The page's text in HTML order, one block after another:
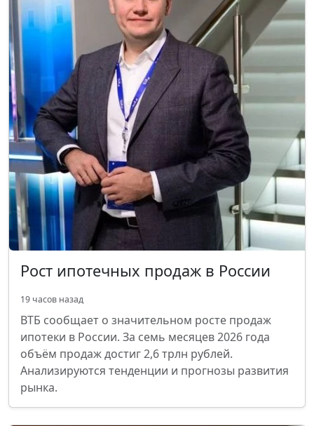
Рост ипотечных продаж в России
19 часов назад
ВТБ сообщает о значительном росте продаж
ипотеки в России. За семь месяцев 2026 года
объём продаж достиг 2,6 трлн рублей.
Анализируются тенденции и прогнозы развития
рынка.